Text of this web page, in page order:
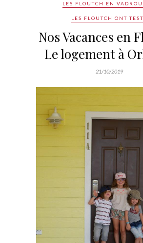
LES FLOUTCH EN
LES FLOUTCH ONT
Nos Vacances en
Le logement à
21/10/2019